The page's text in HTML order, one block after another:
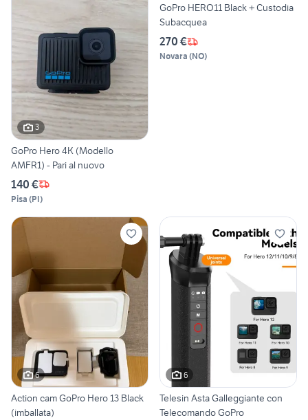
3
GoPro Hero 4K (Modello
AMFR1) - Pari al nuovo
140 €
Pisa (PI)
GoPro HERO11 Black + Custodia
Subacquea
270 €
Novara (NO)
6
Action cam GoPro Hero 13 Black
(imballata)
6
Telesin Asta Galleggiante con
Telecomando GoPro